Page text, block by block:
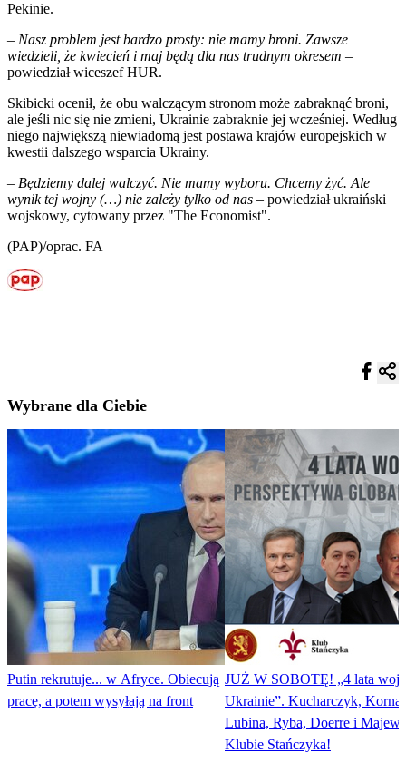
Pekinie.
– Nasz problem jest bardzo prosty: nie mamy broni. Zawsze
wiedzieli, że kwiecień i maj będą dla nas trudnym okresem –
powiedział wiceszef HUR.
Skibicki ocenił, że obu walczącym stronom może zabraknąć broni,
ale jeśli nic się nie zmieni, Ukrainie zabraknie jej wcześniej. Według
niego największą niewiadomą jest postawa krajów europejskich w
kwestii dalszego wsparcia Ukrainy.
– Będziemy dalej walczyć. Nie mamy wyboru. Chcemy żyć. Ale
wynik tej wojny (…) nie zależy tylko od nas – powiedział ukraiński
wojskowy, cytowany przez "The Economist".
(PAP)/oprac. FA
Wybrane dla Ciebie
Putin rekrutuje... w Afryce. Obiecują
pracę, a potem wysyłają na front
JUŻ W SOBOTĘ! „4 lata
Ukrainie”. Kucharczyk,
Lubina, Ryba, Doerre i
Klubie Stańczyka!